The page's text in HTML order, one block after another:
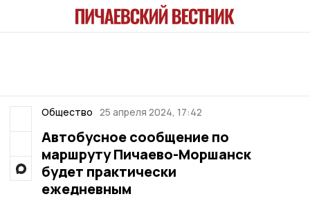
Общество 25 апреля 2024, 17:42
Автобусное сообщение по
маршруту Пичаево-Моршанск
будет практически
ежедневным